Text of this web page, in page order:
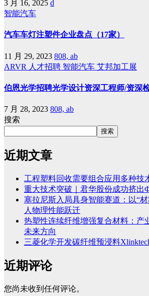
3 月 16, 2025 d
智能汽车
汽车车灯注塑件企业盘点（17家）
11 月 29, 2023 808, ab
ARVR 人才招聘 智能汽车 艾邦加工展
伯恩光学招聘光学设计资深工程师/资深
7 月 28, 2023 808, ab
搜索
搜索
近期文章
工程塑料回收需要组合应用多种技
重大技术突破｜君华股份成功挤出
塞拉尼斯入局具身智能赛道：以“
人物理性能跃迁
热塑性连续纤维增强复合材料：产
未来方向
三菱化学开发碳纤维预浸料
近期评论
您尚未收到任何评论。